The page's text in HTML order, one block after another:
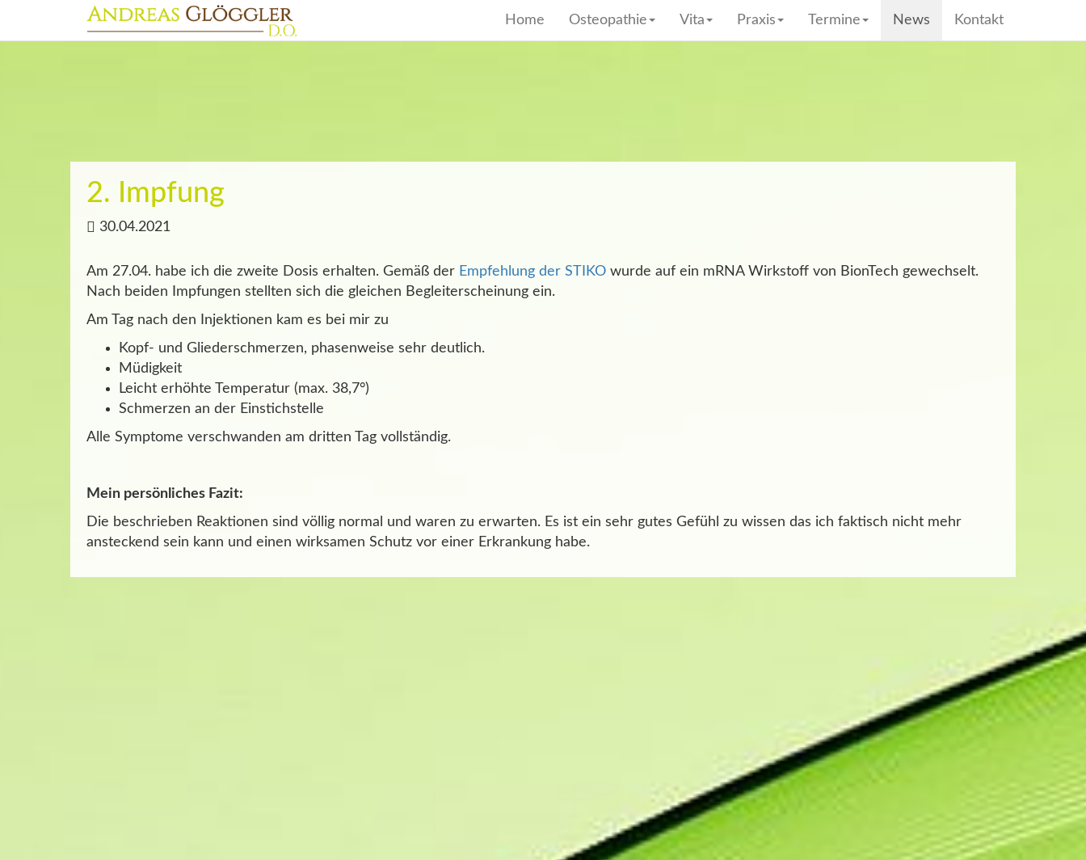
Home Osteopathie Vita Praxis Termine News Kontakt
2. Impfung
30.04.2021
Am 27.04. habe ich die zweite Dosis erhalten. Gemäß der Empfehlung der STIKO wurde auf ein mRNA Wirkstoff von BionTech gewechselt.
Nach beiden Impfungen stellten sich die gleichen Begleiterscheinung ein.
Am Tag nach den Injektionen kam es bei mir zu
Kopf- und Gliederschmerzen, phasenweise sehr deutlich.
Müdigkeit
Leicht erhöhte Temperatur (max. 38,7°)
Schmerzen an der Einstichstelle
Alle Symptome verschwanden am dritten Tag vollständig.
Mein persönliches Fazit:
Die beschrieben Reaktionen sind völlig normal und waren zu erwarten. Es ist ein sehr gutes Gefühl zu wissen das ich faktisch nicht mehr
ansteckend sein kann und einen wirksamen Schutz vor einer Erkrankung habe.